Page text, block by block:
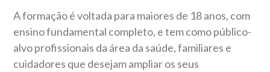
A formação é voltada para maiores de 18 anos, com
ensino fundamental completo, e tem como público-
alvo profissionais da área da saúde, familiares e
cuidadores que desejam ampliar os seus